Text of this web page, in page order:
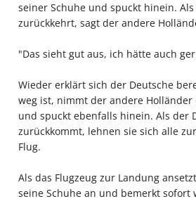
seiner Schuhe und spuckt hinein.
zurückkehrt, sagt der andere
"Das sieht gut aus, ich hätte auch
Wieder erklärt sich der Deutsche
weg ist, nimmt der andere Holländer
und spuckt ebenfalls hinein. Als der
zurückkommt, lehnen sie sich alle
Flug.
Als das Flugzeug zur Landung
seine Schuhe an und bemerkt sofort